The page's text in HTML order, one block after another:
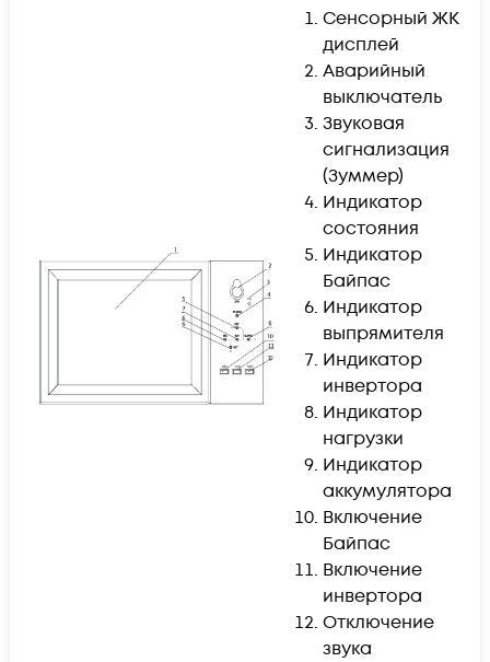
Сенсорный ЖК
дисплей
Аварийный
выключатель
Звуковая
сигнализация
(Зуммер)
Индикатор
состояния
Индикатор
Байпас
Индикатор
выпрямителя
Индикатор
инвертора
Индикатор
нагрузки
Индикатор
аккумулятора
Включение
Байпас
Включение
инвертора
Отключение
звука